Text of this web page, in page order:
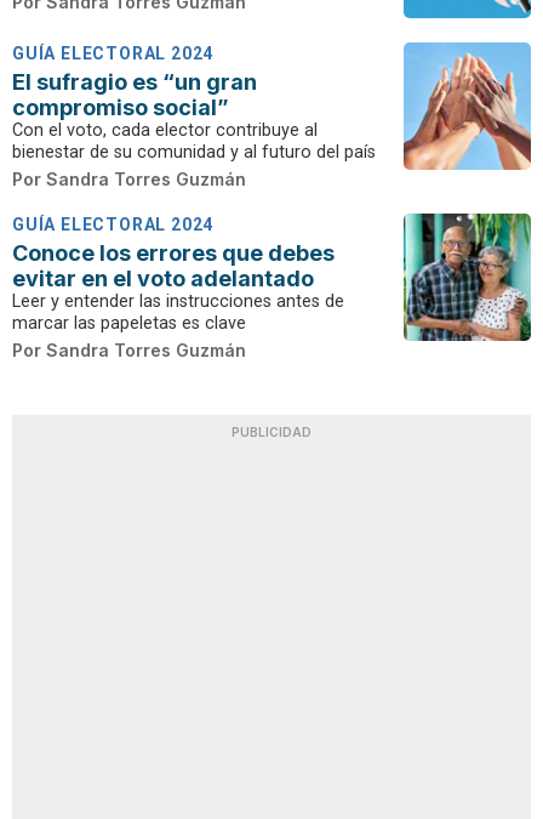
GUÍA ELECTORAL 2024
El sufragio es “un gran
compromiso social”
Con el voto, cada elector contribuye al
bienestar de su comunidad y al futuro del país
Por Sandra Torres Guzmán
GUÍA ELECTORAL 2024
Conoce los errores que debes
evitar en el voto adelantado
Leer y entender las instrucciones antes de
marcar las papeletas es clave
Por Sandra Torres Guzmán
PUBLICIDAD